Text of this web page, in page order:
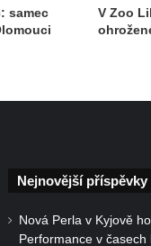
samec
V Zoo
Nejnovější příspěvky
Nová Perla v Kyjově
Performance v časech